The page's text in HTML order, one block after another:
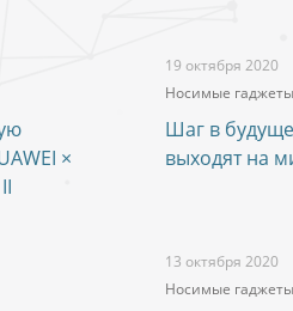
×
19 октября 2020
Носимые гаджеты
Шаг в
выходят на
13 октября 2020
Носимые гаджеты